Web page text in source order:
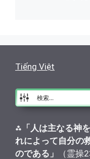
Tiếng Việt
⁂ 「人は主なる神
れによって自分の
のである」
（霊操